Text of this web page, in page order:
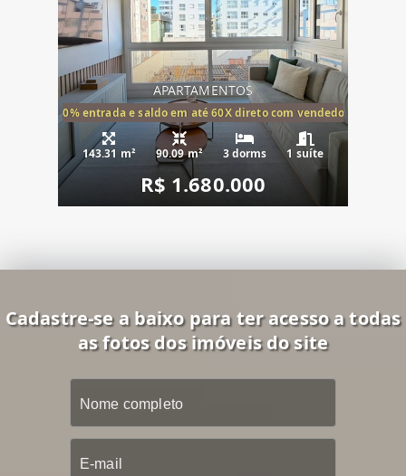
APARTAMENTOS
20% entrada e saldo em até 60X direto com vendedor
143.31 m² 90.09 m² 3 dorms 1 suíte
R$ 1.680.000
Cadastre-se a baixo para ter acesso a todas
as fotos dos imóveis do site